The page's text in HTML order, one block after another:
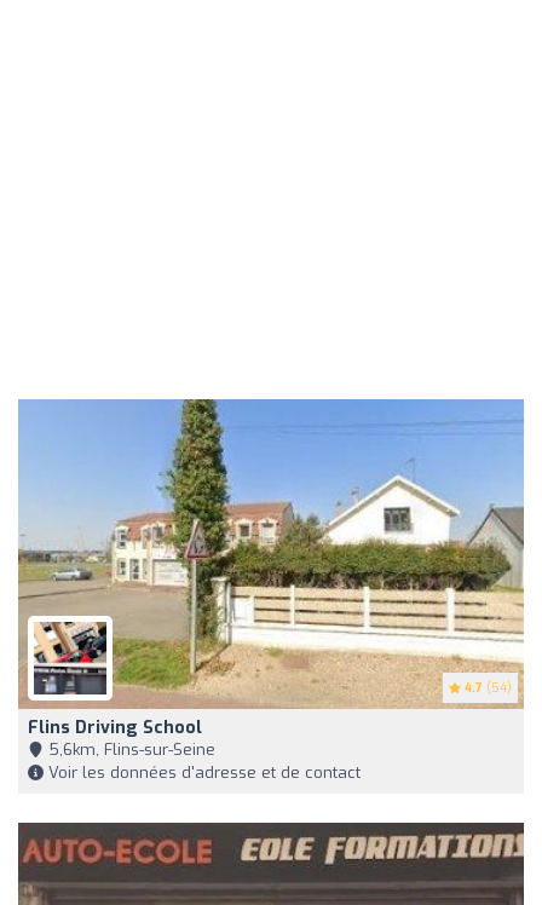
4.7 (54)
Flins Driving School
5,6km, Flins-sur-Seine
Voir les données d'adresse et de contact